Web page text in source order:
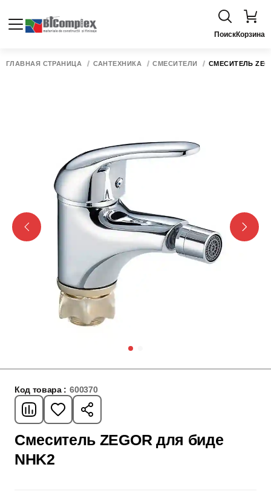
ПоискКорзина
ГЛАВНАЯ СТРАНИЦА САНТЕХНИКА СМЕСИТЕЛИ СМЕСИТЕЛЬ
Код товара : 600370
Смеситель ZEGOR для биде
NHK2